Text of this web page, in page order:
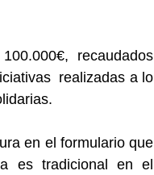
recaudados
realizadas a lo
en el formulario que
es tradicional en el